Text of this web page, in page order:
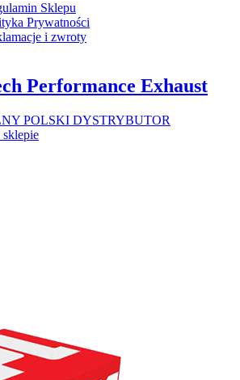
Sklepu
Prywatności
i zwroty
Performance Exhaust
POLSKI DYSTRYBUTOR